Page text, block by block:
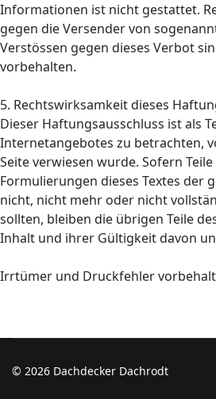
Informationen ist nicht gestattet.
gegen die Versender von
Verstössen gegen dieses Verbot
vorbehalten.
5. Rechtswirksamkeit dieses
Dieser Haftungsausschluss ist als
Internetangebotes zu betrachten,
Seite verwiesen wurde. Sofern
Formulierungen dieses Textes der
nicht, nicht mehr oder nicht
sollten, bleiben die übrigen Teile
Inhalt und ihrer Gültigkeit davon
Irrtümer und Druckfehler
© 2026 Dachdecker Dachrodt